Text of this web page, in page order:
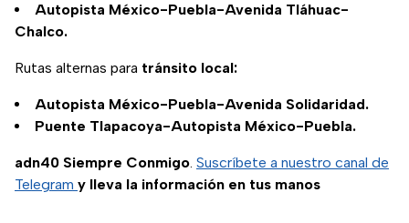
Autopista México-Puebla-Avenida Tláhuac-
Chalco.
Rutas alternas para tránsito local:
Autopista México-Puebla-Avenida Solidaridad.
Puente Tlapacoya-Autopista México-Puebla.
adn40 Siempre Conmigo. Suscríbete a nuestro canal de
Telegram y lleva la información en tus manos